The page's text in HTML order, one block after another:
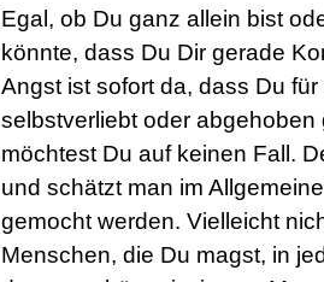
Egal, ob Du ganz allein bist
könnte, dass Du Dir gerade
Angst ist sofort da, dass Du
selbstverliebt oder abgehoben
möchtest Du auf keinen Fall.
und schätzt man im
gemocht werden. Vielleicht
Menschen, die Du magst, in